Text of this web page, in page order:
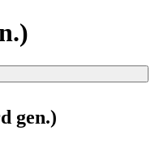
gen.)